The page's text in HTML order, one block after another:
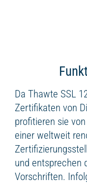
Da Thawte SSL
Zertifikaten von
profitieren sie
einer weltweit
und entsprechen
Vorschriften.